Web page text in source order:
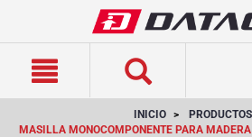
INICIO
PRODUCTOS
MASILLA MONOCOMPONENTE PARA